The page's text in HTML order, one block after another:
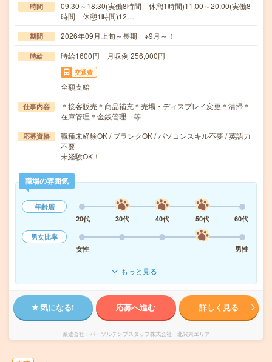
時間
09:30～18:30(実働8時間 休憩1時間)11:00～20:00(実働8
時間 休憩1時間)12…
期間 2026年09月上旬～長期 ※9月～！
時給 時給1600円 月収例 256,000円
交通費
全額支給
仕事内容
＊接客販売＊商品補充＊売場・ディスプレイ変更＊清掃＊
在庫管理＊金銭管理 等
応募資格
職種未経験OK / ブランクOK / パソコンスキル不要 / 英語力
不要
未経験OK！
職場の雰囲気
年齢層
20代
30代 40代 50代
60代
男女比率
女性
男性
もっと見る
気になる! 応募へ進む 詳しく見る
派遣会社 パーソルテンプスタッフ株式会社 北関東エリア